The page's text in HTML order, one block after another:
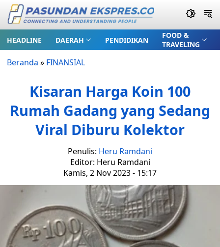
HEADLINE DAERAH PENDIDIKAN
FOOD &
TRAVELING
Beranda » FINANSIAL
Kisaran Harga Koin 100
Rumah Gadang yang Sedang
Viral Diburu Kolektor
Penulis: Heru Ramdani
Editor: Heru Ramdani
Kamis, 2 Nov 2023 - 15:17